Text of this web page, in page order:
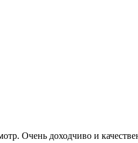
Очень доходчиво и